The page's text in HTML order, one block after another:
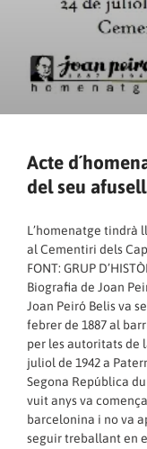
Acte
del seu
L’homenatge tindrà
al Cementiri dels
FONT: GRUP
Biografia de Joan
Joan Peiró Belis va
febrer de 1887 al
per les autoritats de
juliol de 1942 a
Segona República
vuit anys va
barcelonina i no va
seguir treballant en